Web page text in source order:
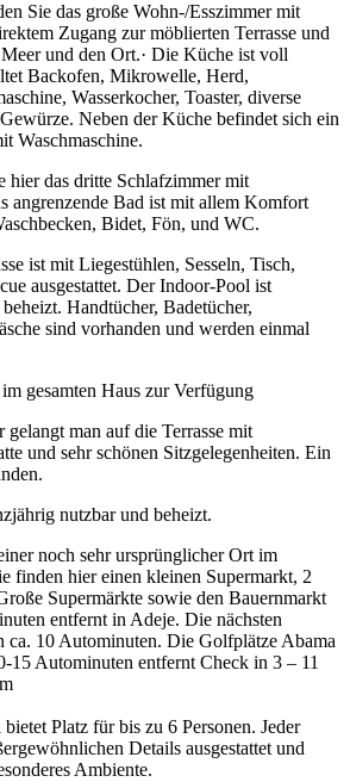
Sie das große Wohn-/Esszimmer mit
Zugang zur möblierten Terrasse und
und den Ort.· Die Küche ist voll
Backofen, Mikrowelle, Herd,
Wasserkocher, Toaster, diverse
Neben der Küche befindet sich ein
Waschmaschine.
hier das dritte Schlafzimmer mit
angrenzende Bad ist mit allem Komfort
Bidet, Fön, und WC.
ist mit Liegestühlen, Sesseln, Tisch,
ausgestattet. Der Indoor-Pool ist
Handtücher, Badetücher,
sind vorhanden und werden einmal
gesamten Haus zur Verfügung
man auf die Terrasse mit
und sehr schönen Sitzgelegenheiten. Ein
nutzbar und beheizt.
noch sehr ursprünglicher Ort im
finden hier einen kleinen Supermarkt, 2
Supermärkte sowie den Bauernmarkt
entfernt in Adeje. Die nächsten
ca. 10 Autominuten. Die Golfplätze Abama
Autominuten entfernt Check in 3 – 11
Platz für bis zu 6 Personen. Jeder
Details ausgestattet und
Ambiente.